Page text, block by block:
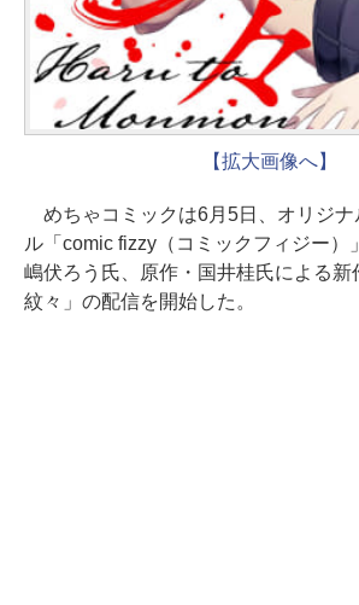
【拡大画像へ】
めちゃコミックは6月5日、オリジナ
ル「comic fizzy（コミックフィジー）
嶋伏ろう氏、原作・国井桂氏による新
紋々」の配信を開始した。